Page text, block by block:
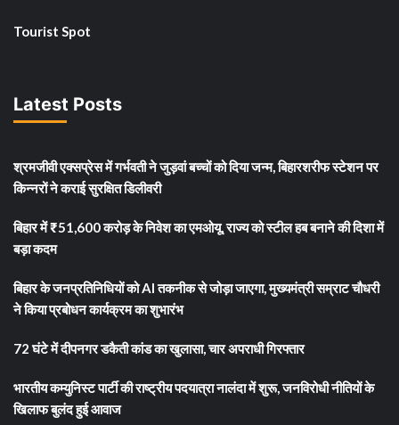
Tourist Spot
Latest Posts
श्रमजीवी एक्सप्रेस में गर्भवती ने जुड़वां बच्चों को दिया जन्म, बिहारशरीफ स्टेशन पर
किन्नरों ने कराई सुरक्षित डिलीवरी
बिहार में ₹51,600 करोड़ के निवेश का एमओयू, राज्य को स्टील हब बनाने की दिशा में
बड़ा कदम
बिहार के जनप्रतिनिधियों को AI तकनीक से जोड़ा जाएगा, मुख्यमंत्री सम्राट चौधरी
ने किया प्रबोधन कार्यक्रम का शुभारंभ
72 घंटे में दीपनगर डकैती कांड का खुलासा, चार अपराधी गिरफ्तार
भारतीय कम्युनिस्ट पार्टी की राष्ट्रीय पदयात्रा नालंदा में शुरू, जनविरोधी नीतियों के
खिलाफ बुलंद हुई आवाज